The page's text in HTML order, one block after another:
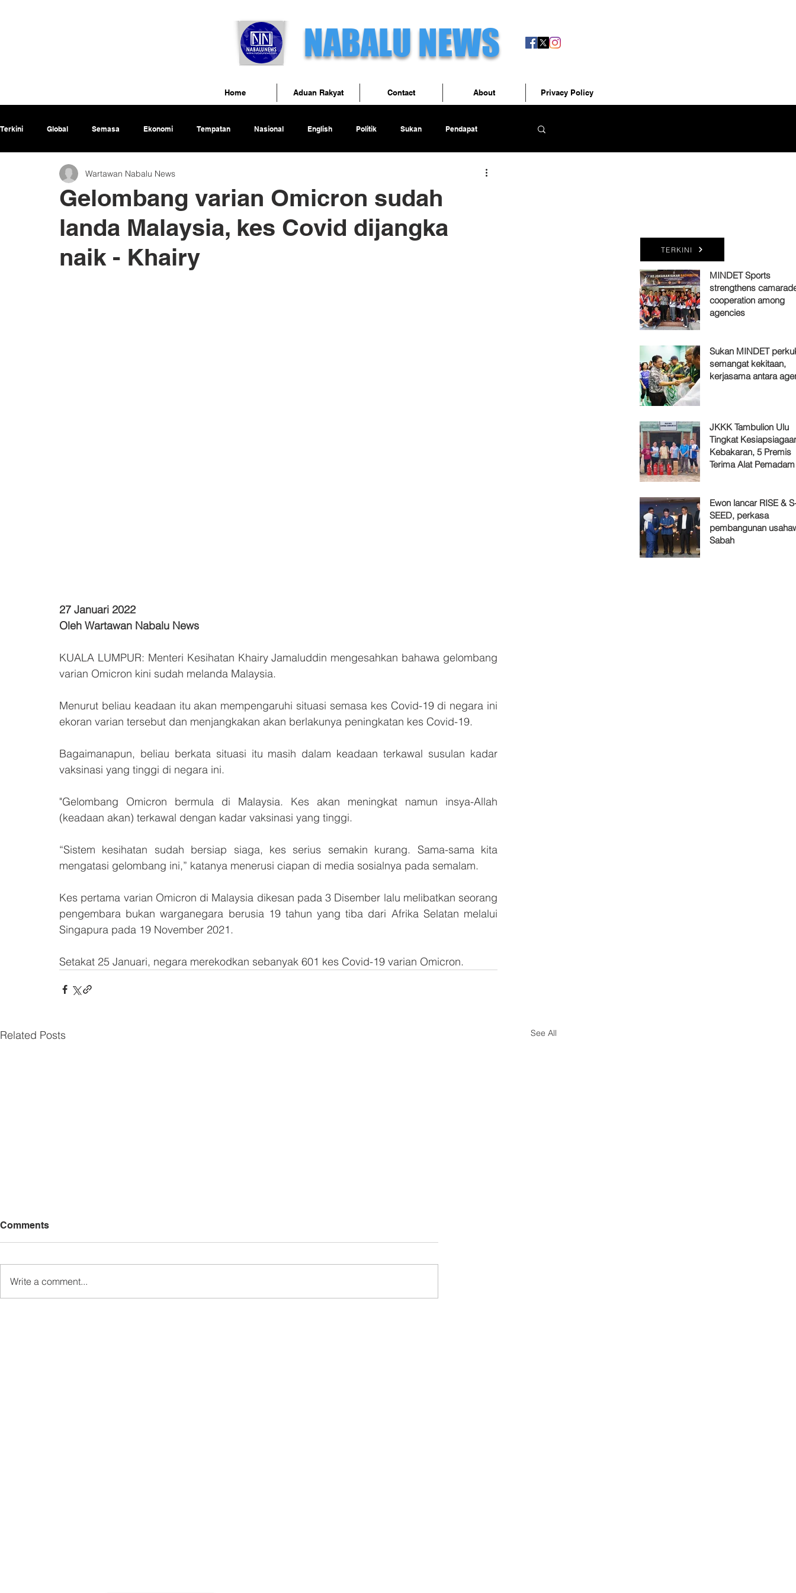
NABALU NEWS
Terkini Global Semasa Ekonomi Tempatan Nasional English Politik Sukan Pendapat
Gelombang varian Omicron sudah
landa Malaysia, kes Covid dijangka
naik - Khairy
Wartawan Nabalu News
27 Januari 2022
Oleh Wartawan Nabalu News
KUALA LUMPUR: Menteri Kesihatan Khairy Jamaluddin mengesahkan bahawa gelombang
varian Omicron kini sudah melanda Malaysia.
Menurut beliau keadaan itu akan mempengaruhi situasi semasa kes Covid-19 di negara ini
ekoran varian tersebut dan menjangkakan akan berlakunya peningkatan kes Covid-19.
Bagaimanapun, beliau berkata situasi itu masih dalam keadaan terkawal susulan kadar
vaksinasi yang tinggi di negara ini.
"Gelombang Omicron bermula di Malaysia. Kes akan meningkat namun insya-Allah
(keadaan akan) terkawal dengan kadar vaksinasi yang tinggi.
“Sistem kesihatan sudah bersiap siaga, kes serius semakin kurang. Sama-sama kita
mengatasi gelombang ini,” katanya menerusi ciapan di media sosialnya pada semalam.
Kes pertama varian Omicron di Malaysia dikesan pada 3 Disember lalu melibatkan seorang
pengembara bukan warganegara berusia 19 tahun yang tiba dari Afrika Selatan melalui
Singapura pada 19 November 2021.
Setakat 25 Januari, negara merekodkan sebanyak 601 kes Covid-19 varian Omicron.
Related Posts See All
Comments
Write a comment...
TERKINI
MINDET Sports
strengthens
cooperation among
agencies
Sukan MINDET
semangat kekitaan,
kerjasama antara
JKKK Tambulion Ulu
Tingkat
Kebakaran, 5 Premis
Terima Alat
Ewon lancar RISE &
SEED, perkasa
pembangunan
Sabah
Home Aduan Rakyat Contact About Privacy Policy